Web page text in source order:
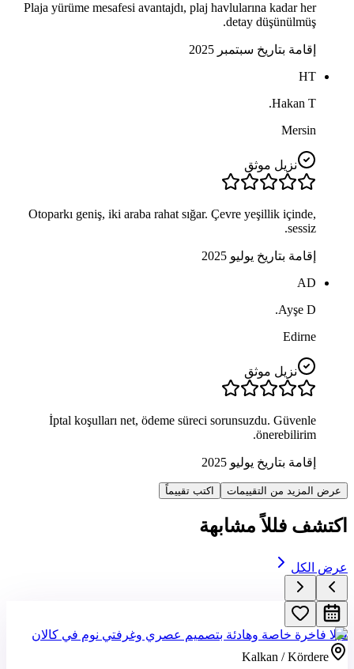
Plaja yürüme mesafesi avantajdı, plaj havlularına kadar her
detay düşünülmüş.
إقامة بتاريخ سبتمبر 2025
HT
Hakan T.
Mersin
نزيل موثق
Otoparkı geniş, iki araba rahat sığar. Çevre yeşillik içinde,
sessiz.
إقامة بتاريخ يوليو 2025
AD
Ayşe D.
Edirne
نزيل موثق
İptal koşulları net, ödeme süreci sorunsuzdu. Güvenle
önerebilirim.
إقامة بتاريخ يوليو 2025
عرض المزيد من التقييمات اكتب تقييماً
اكتشف فللاً مشابهة
عرض الكل
فيلا فاخرة خاصة وهادئة بتصميم عصري وغرفتي نوم في كالان
Kalkan / Kördere